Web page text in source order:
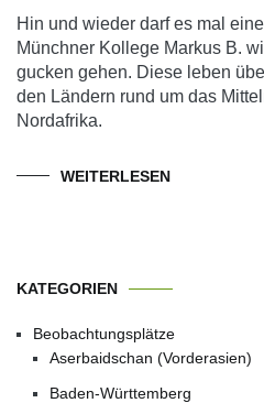
Hin und wieder darf es mal
Münchner Kollege Markus B.
gucken gehen. Diese leben
den Ländern rund um das
Nordafrika.
WEITERLESEN
KATEGORIEN
Beobachtungsplätze
Aserbaidschan (Vorderasien)
Baden-Württemberg